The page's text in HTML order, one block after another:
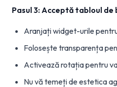
Pasul 3: Acceptă tabloul de
Aranjați widget-urile
Folosește transparența
Activează rotația pentru
Nu vă temeți de estetica